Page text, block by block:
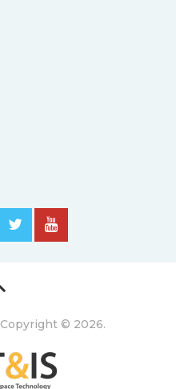
Copyright © 2026.